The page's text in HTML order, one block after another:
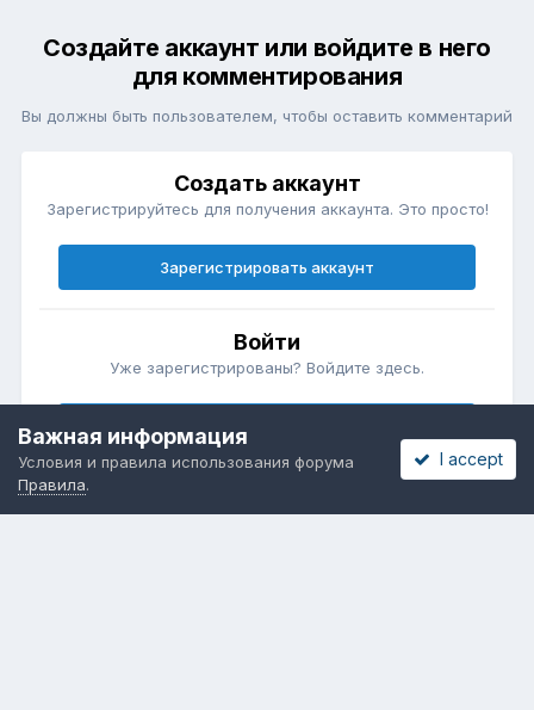
Создайте аккаунт или войдите в него
для комментирования
Вы должны быть пользователем, чтобы оставить комментарий
Создать аккаунт
Зарегистрируйтесь для получения аккаунта. Это просто!
Зарегистрировать аккаунт
Войти
Уже зарегистрированы? Войдите здесь.
Важная информация
Условия и правила использования форума
Правила.
I accept